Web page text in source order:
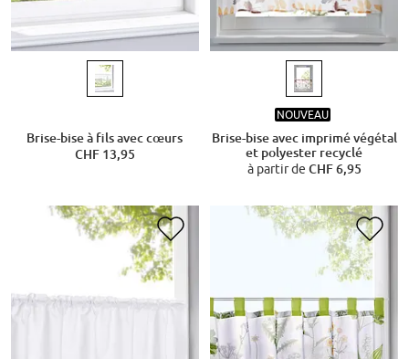
Brise-bise à fils avec cœurs
CHF 13,95
NOUVEAU
Brise-bise avec imprimé végétal
et polyester recyclé
à partir de CHF 6,95